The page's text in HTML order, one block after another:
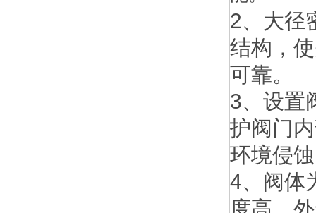
2、大径
结构，
可靠。
3、设置
护阀门
环境侵
4、阀体